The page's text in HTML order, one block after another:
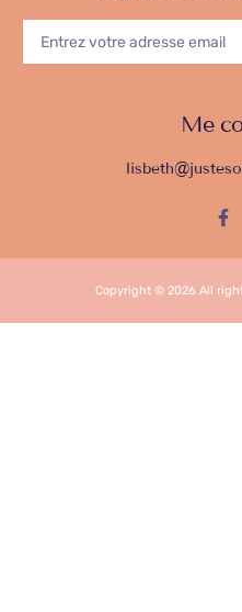
VOTRE
ADRESSE
Me
F
a
e
o
k
Copyright © 2026 All